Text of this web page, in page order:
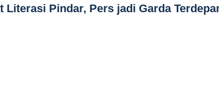
Literasi Pindar, Pers jadi Garda